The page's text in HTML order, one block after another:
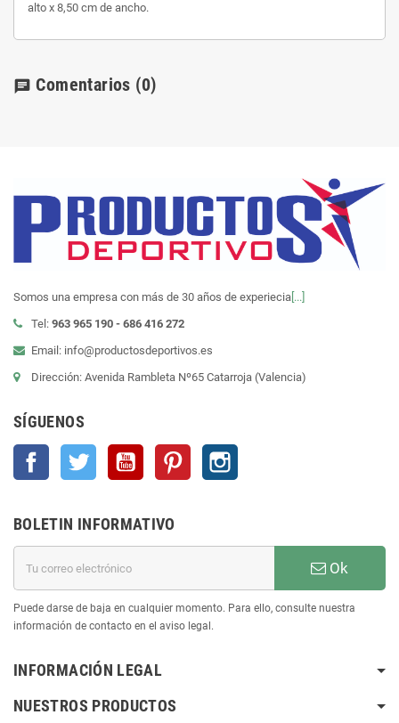
alto x 8,50 cm de ancho.
chat Comentarios (0)
Somos una empresa con más de 30 años de experiecia [...]
Tel: 963 965 190 - 686 416 272
Email: info@productosdeportivos.es
Dirección: Avenida Rambleta Nº65 Catarroja (Valencia)
SÍGUENOS
Facebook Twitter YouTube Pinterest
BOLETIN INFORMATIVO
Ok
Puede darse de baja en cualquier momento. Para ello, consulte nuestra
información de contacto en el aviso legal.
INFORMACIÓN LEGAL
NUESTROS PRODUCTOS